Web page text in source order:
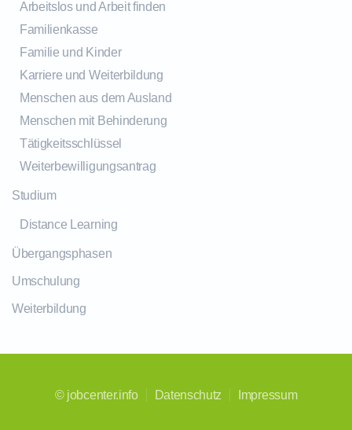
Arbeitslos und Arbeit finden
Familienkasse
Familie und Kinder
Karriere und Weiterbildung
Menschen aus dem Ausland
Menschen mit Behinderung
Tätigkeitsschlüssel
Weiterbewilligungsantrag
Studium
Distance Learning
Übergangsphasen
Umschulung
Weiterbildung
© jobcenter.info Datenschutz Impressum